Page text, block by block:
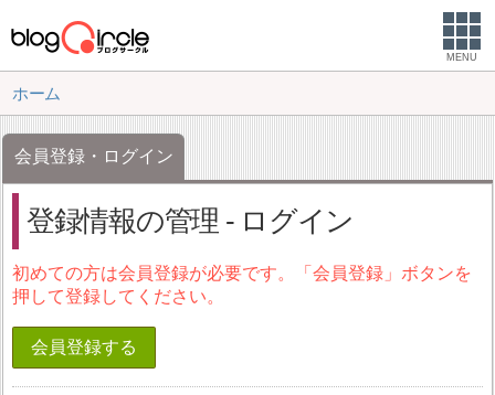
MENU
ホーム
会員登録・ログイン
登録情報の管理 - ログイン
初めての方は会員登録が必要です。「会員登録」ボタンを
押して登録してください。
会員登録する